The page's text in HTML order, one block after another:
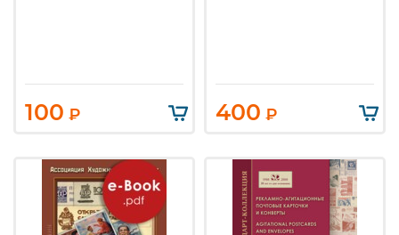
100 ₽ 400 ₽